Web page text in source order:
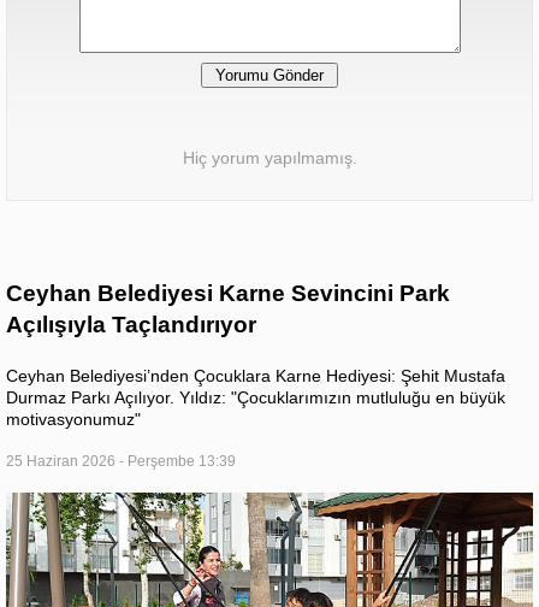
Hiç yorum yapılmamış.
Ceyhan Belediyesi Karne Sevincini Park
Açılışıyla Taçlandırıyor
Ceyhan Belediyesi’nden Çocuklara Karne Hediyesi: Şehit Mustafa
Durmaz Parkı Açılıyor. Yıldız: "Çocuklarımızın mutluluğu en büyük
motivasyonumuz"
25 Haziran 2026 - Perşembe 13:39